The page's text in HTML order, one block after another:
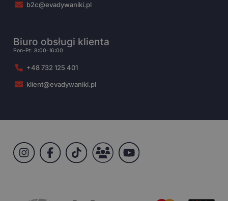
b2c@evadywaniki.pl
Biuro obsługi klienta
Pon-Pt: 8:00-16:00
+48 732 125 401
klient@evadywaniki.pl